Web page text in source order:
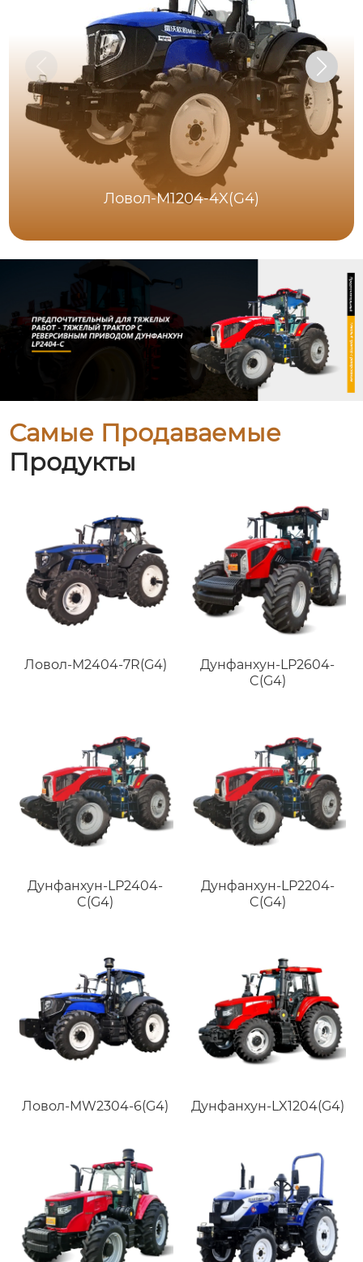
Ловол-M1204-4X(G4)
Самые Продаваемые
Продукты
Ловол-M2404-7R(G4)
Дунфанхун-LP2604-
C(G4)
Дунфанхун-LP2404-
C(G4)
Дунфанхун-LP2204-
C(G4)
Ловол-MW2304-6(G4) Дунфанхун-LX1204(G4)